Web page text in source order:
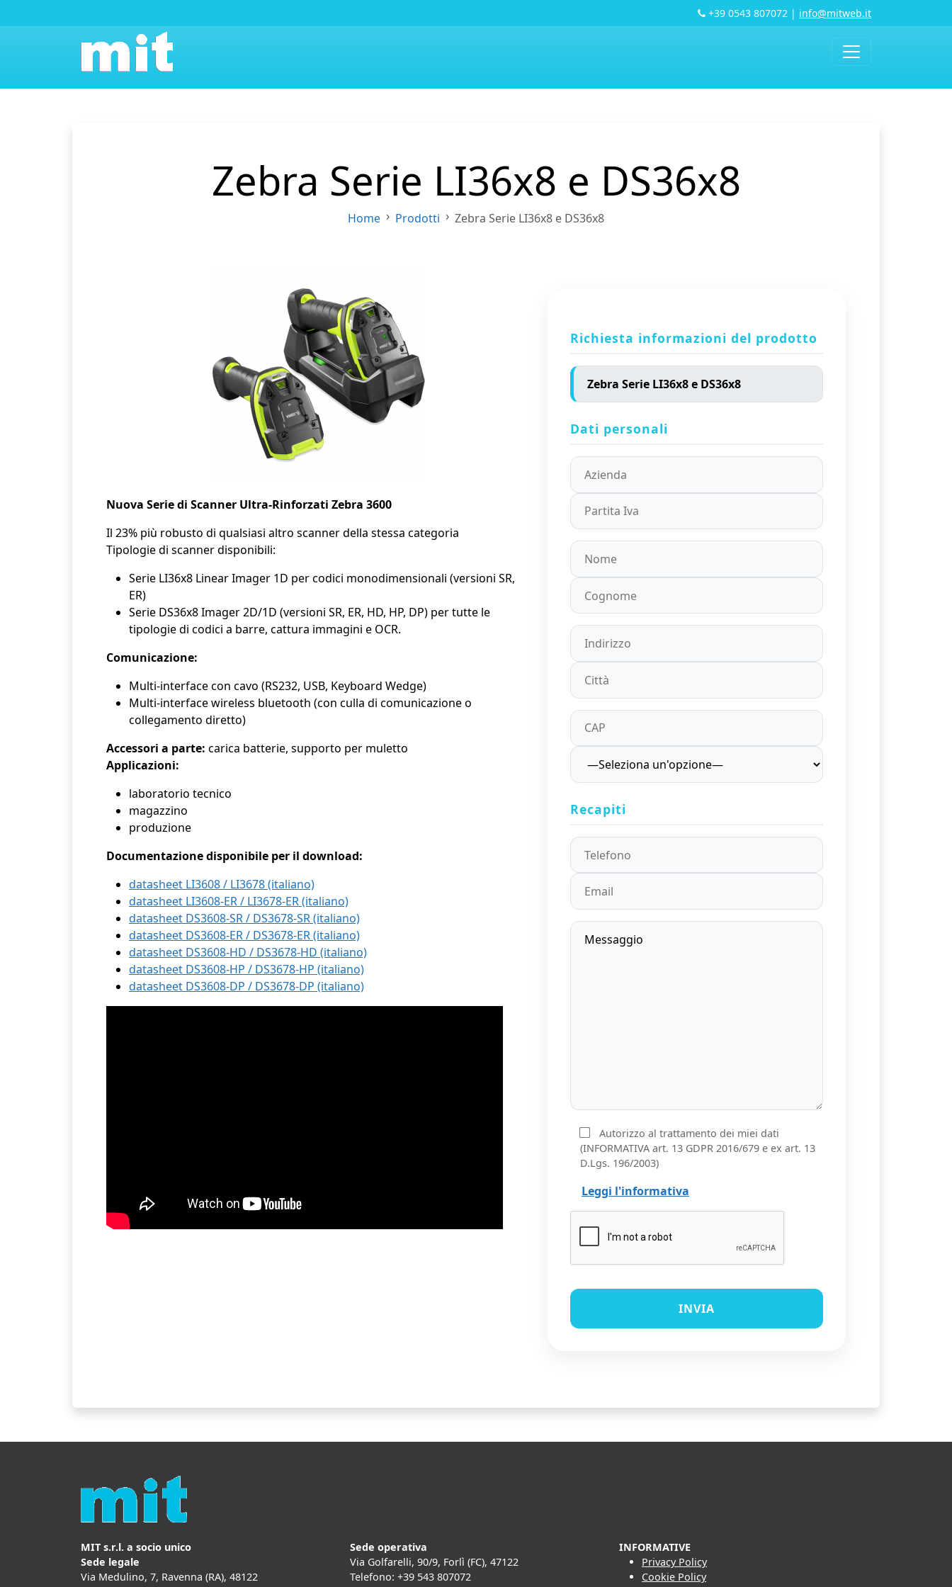
+39 0543 807072 | info@mitweb.it
Zebra Serie LI36x8 e DS36x8
Home Prodotti Zebra Serie LI36x8 e DS36x8
Nuova Serie di Scanner Ultra-Rinforzati Zebra 3600
Il 23% più robusto di qualsiasi altro scanner della stessa categoria
Tipologie di scanner disponibili:
Serie LI36x8 Linear Imager 1D per codici monodimensionali (versioni SR,
ER)
Serie DS36x8 Imager 2D/1D (versioni SR, ER, HD, HP, DP) per tutte le
tipologie di codici a barre, cattura immagini e OCR.
Comunicazione:
Multi-interface con cavo (RS232, USB, Keyboard Wedge)
Multi-interface wireless bluetooth (con culla di comunicazione o
collegamento diretto)
Accessori a parte: carica batterie, supporto per muletto
Applicazioni:
laboratorio tecnico
magazzino
produzione
Documentazione disponibile per il download:
datasheet LI3608 / LI3678 (italiano)
datasheet LI3608-ER / LI3678-ER (italiano)
datasheet DS3608-SR / DS3678-SR (italiano)
datasheet DS3608-ER / DS3678-ER (italiano)
datasheet DS3608-HD / DS3678-HD (italiano)
datasheet DS3608-HP / DS3678-HP (italiano)
datasheet DS3608-DP / DS3678-DP (italiano)
Richiesta informazioni del prodotto
Dati personali
Recapiti
Autorizzo al trattamento dei miei dati
(INFORMATIVA art. 13 GDPR 2016/679 e ex art. 13
D.Lgs. 196/2003)
Leggi l'informativa
MIT s.r.l. a socio unico
Sede legale
Via Medulino, 7, Ravenna (RA), 48122
Sede operativa
Via Golfarelli, 90/9, Forlì (FC), 47122
Telefono: +39 543 807072
INFORMATIVE
Privacy Policy
Cookie Policy